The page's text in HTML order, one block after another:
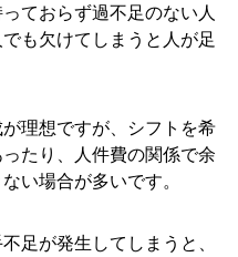
ておらず過不足のない人
も欠けてしまうと人が足
理想ですが、シフトを希
たり、人件費の関係で余
い場合が多いです。
足が発生してしまうと、